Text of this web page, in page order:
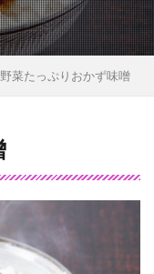
野菜たっぷりおかず味噌